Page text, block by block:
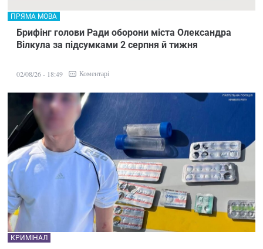
Брифінг голови Ради оборони міста Олександра
Вілкула за підсумками 2 серпня й тижня
ПРЯМА МОВА
02/08/26 - 18:49 Коментарі
КРИМІНАЛ